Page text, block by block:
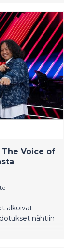
Voice of
alkoivat
nähtiin